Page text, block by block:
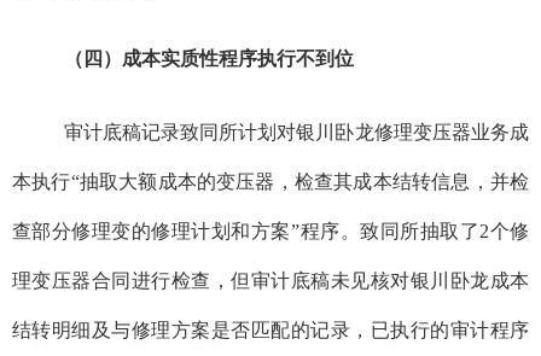
（四）成本实质性程序执行不到位
审计底稿记录致同所计划对银川卧龙修理变压器业务成
本执行“抽取大额成本的变压器，检查其成本结转信息，并检
查部分修理变的修理计划和方案”程序。致同所抽取了2个修
理变压器合同进行检查，但审计底稿未见核对银川卧龙成本
结转明细及与修理方案是否匹配的记录，已执行的审计程序